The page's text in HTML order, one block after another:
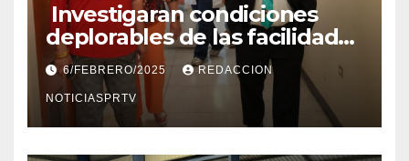
Investigaran condiciones
deplorables de las facilidades
el Departamento de la Salud
en Mayagüez
6/FEBRERO/2025 REDACCION
NOTICIASPRTV